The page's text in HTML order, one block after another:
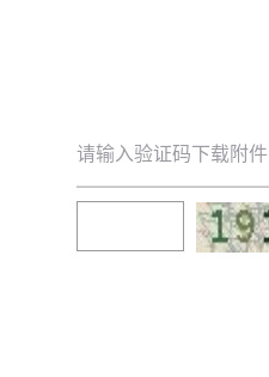
请输入验证码下载附件